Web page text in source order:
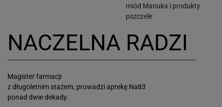
miód Manuka i produkty
pszczele
NACZELNA RADZI
Magister farmacji
z długoletnim stażem, prowadzi aptekę Na83
ponad dwie dekady.